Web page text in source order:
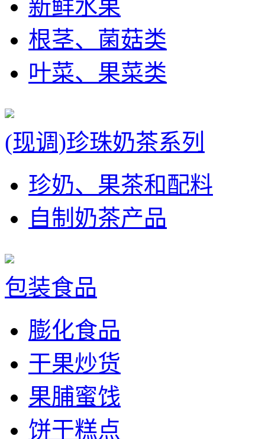
新鲜水果
根茎、菌菇类
叶菜、果菜类
(现调)珍珠奶茶系列
珍奶、果茶和配料
自制奶茶产品
包装食品
膨化食品
干果炒货
果脯蜜饯
饼干糕点